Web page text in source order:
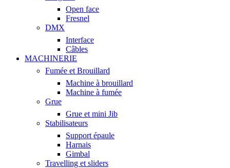
Open face
Fresnel
DMX
Interface
Câbles
MACHINERIE
Fumée et Brouillard
Machine à brouillard
Machine à fumée
Grue
Grue et mini Jib
Stabilisateurs
Support épaule
Harnais
Gimbal
Travelling et sliders